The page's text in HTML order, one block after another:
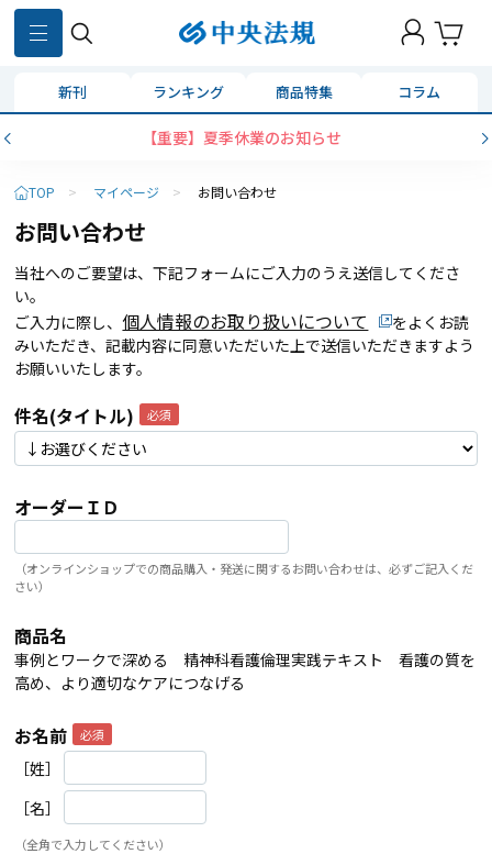
新刊 ランキング 商品特集 コラム
【重要】夏季休業のお知らせ
TOP > マイページ > お問い合わせ
お問い合わせ
当社へのご要望は、下記フォームにご入力のうえ送信してくださ
い。
ご入力に際し、 個人情報のお取り扱いについて
をよくお読
みいただき、記載内容に同意いただいた上で送信いただきますよう
お願いいたします。
件名(タイトル)
オーダーＩＤ
（オンラインショップでの商品購入・発送に関するお問い合わせは、必ずご記入くだ
さい）
商品名
事例とワークで深める 精神科看護倫理実践テキスト 看護の質を
高め、より適切なケアにつなげる
お名前
［姓］
［名］
（全角で入力してください）